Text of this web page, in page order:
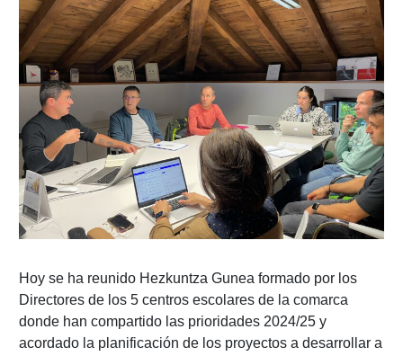
Hoy se ha reunido Hezkuntza Gunea formado por los
Directores de los 5 centros escolares de la comarca
donde han compartido las prioridades 2024/25 y
acordado la planificación de los proyectos a desarrollar a